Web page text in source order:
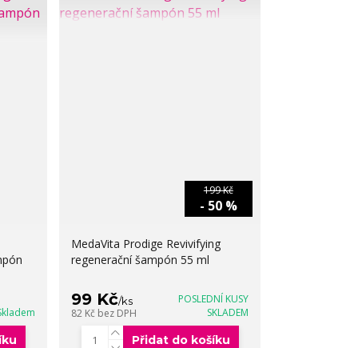
199 Kč
- 50 %
MedaVita Prodige Revivifying
regenerační šampón 55 ml
99 Kč/ks
82 Kč bez DPH
POSLEDNÍ KUSY
SKLADEM
Přidat do košíku